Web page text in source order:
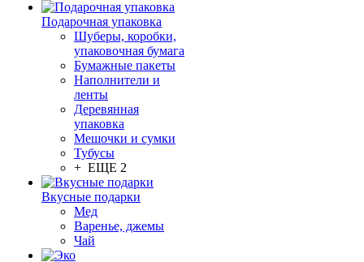
Подарочная упаковка
Шуберы, коробки,
упаковочная бумага
Бумажные пакеты
Наполнители и
ленты
Деревянная
упаковка
Мешочки и сумки
Тубусы
+ ЕЩЕ 2
Вкусные подарки
Мед
Варенье, джемы
Чай